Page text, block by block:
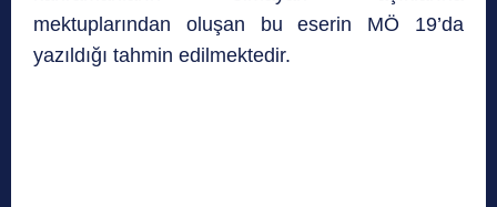
mektuplarından oluşan bu eserin MÖ 19’da
yazıldığı tahmin edilmektedir.